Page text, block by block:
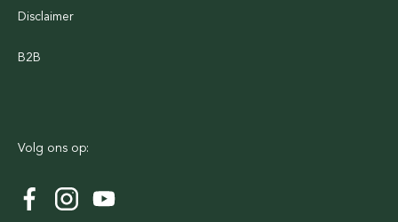
Disclaimer
B2B
Volg ons op: